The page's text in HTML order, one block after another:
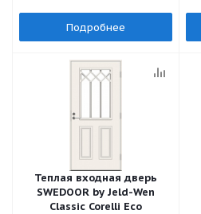
Подробнее
Теплая входная дверь
SWEDOOR by Jeld-Wen
Classic Corelli Eco